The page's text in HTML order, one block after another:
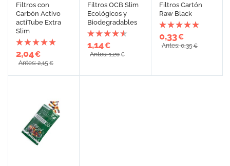
Filtros con
Carbón Activo
actiTube Extra
Slim
2,04€
Antes: 2,15€
Filtros OCB Slim
Ecológicos y
Biodegradables
1,14€
Antes: 1,20€
Filtros Cartón
Raw Black
0,33€
Antes: 0,35€